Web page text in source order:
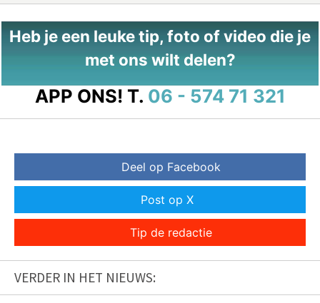
Heb je een leuke tip, foto of video die je
met ons wilt delen?
APP ONS! T. 06 - 574 71 321
Deel op Facebook
Post op X
Tip de redactie
VERDER IN HET NIEUWS: